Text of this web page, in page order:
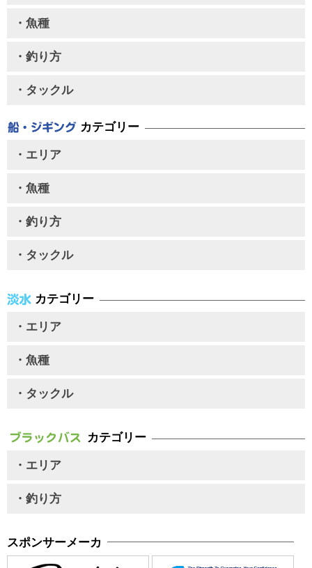
・魚種
・釣り方
・タックル
カテゴリー
・エリア
・魚種
・釣り方
・タックル
カテゴリー
・エリア
・魚種
・タックル
カテゴリー
・エリア
・釣り方
スポンサーメーカ